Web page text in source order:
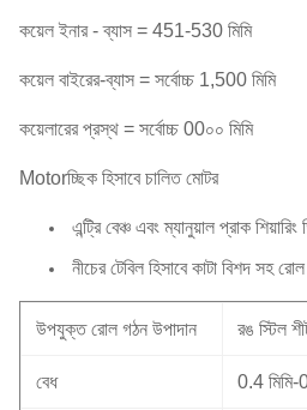
কয়েল ইনার - ব্যাস = 451-530 মিমি
কয়েল বাইরের-ব্যাস = সর্বোচ্চ 1,500 মিমি
কয়েলারের প্রস্থ = সর্বোচ্চ 00০০ মিমি
Motorচ্ছিক হিসাবে চালিত মোটর
এন্ট্রি বেঞ্চ এবং ম্যানুয়াল প্রাক
নীচের টেবিল হিসাবে কাটা বিশদ সহ
উপযুক্ত রোল গঠন উপাদান রঙ স্টিল
বেধ 0.4 মিমি-